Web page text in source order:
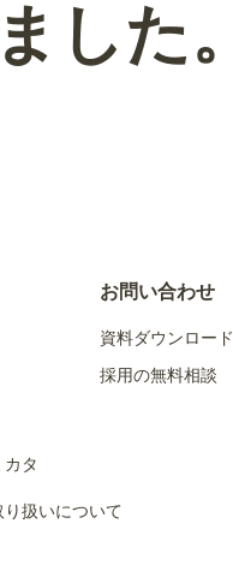
した。
お問い合わせ
資料ダウンロード
採用の無料相談
タ
扱いについて